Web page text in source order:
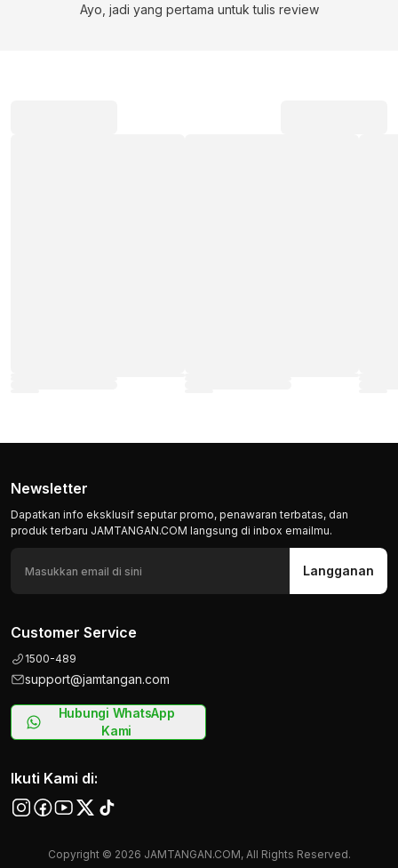
Newsletter
Dapatkan info eksklusif seputar promo, penawaran terbatas, dan
produk terbaru JAMTANGAN.COM langsung di inbox emailmu.
Langganan
Customer Service
1500-489
support@jamtangan.com
Hubungi WhatsApp
Kami
Ikuti Kami di:
Copyright © 2026 JAMTANGAN.COM, All Rights Reserved.
Ayo, jadi yang pertama untuk tulis review